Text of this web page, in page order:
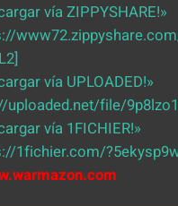
vía ZIPPYSHARE!»
vía UPLOADED!»
uploaded.net/file/
vía 1FICHIER!»
1fichier.com/